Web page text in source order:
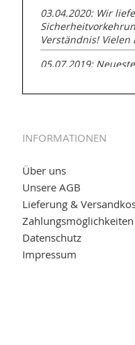
03.04.2020: Wir
Verständnis! Vielen
05.07.2019:
04.11.2018:
16.01.2017:
12.01.2017: JETZT
05.09.2016: NEUE
11.08.2016:
INFORMATIONEN
Über uns
Unsere AGB
Lieferung &
Zahlungsmöglichkeiten
Datenschutz
Impressum